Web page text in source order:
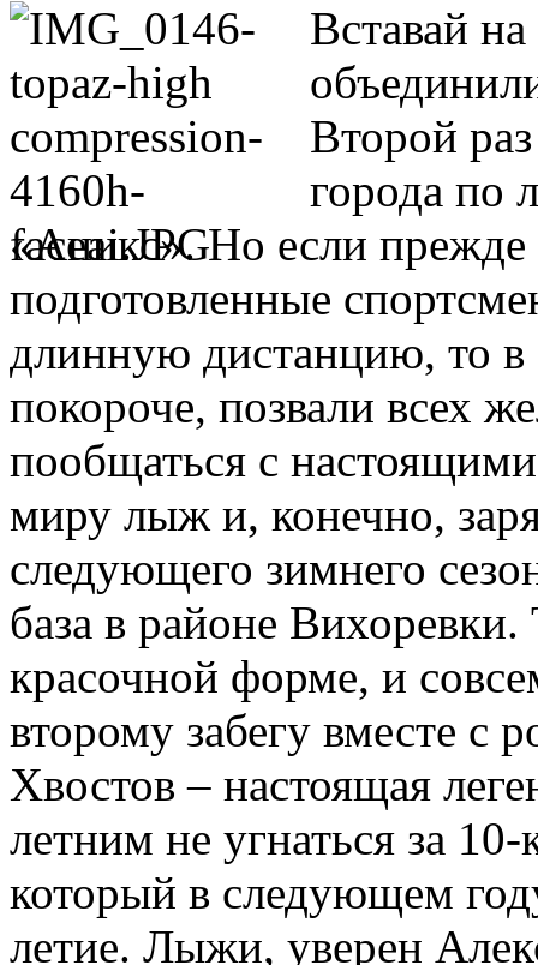
Вставай
Второй
города по
«Аникс». Но если прежде
подготовленные
длинную дистанцию, то в
покороче, позвали всех
пообщаться с
миру лыж и, конечно,
следующего зимнего
база в районе
красочной форме, и
второму забегу вместе с
Хвостов – настоящая
летним не угнаться за
который в следующем
летие. Лыжи, уверен